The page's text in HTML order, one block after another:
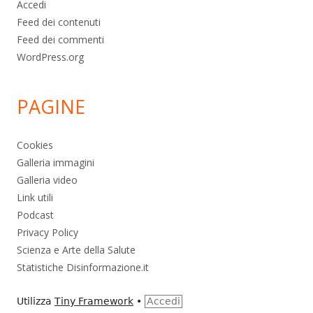
Accedi
Feed dei contenuti
Feed dei commenti
WordPress.org
PAGINE
Cookies
Galleria immagini
Galleria video
Link utili
Podcast
Privacy Policy
Scienza e Arte della Salute
Statistiche Disinformazione.it
Utilizza Tiny Framework • Accedi